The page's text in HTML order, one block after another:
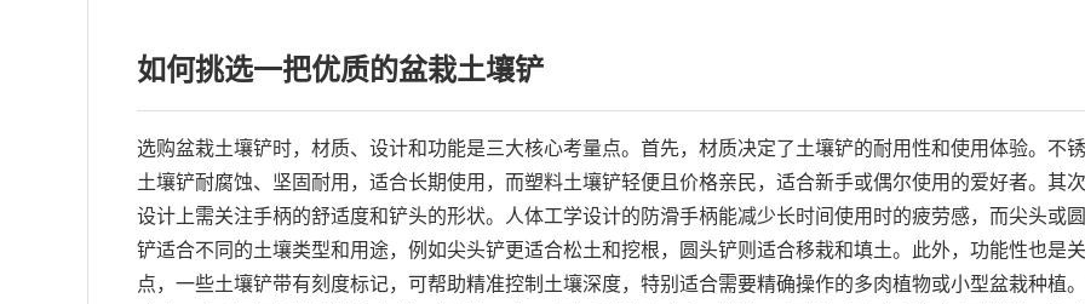
如何挑选一把优质的盆栽土壤铲
选购盆栽土壤铲时，材质、设计和功能是三大核心考量点。首先，材质决定了土壤铲的耐用性和使用体验。不
土壤铲耐腐蚀、坚固耐用，适合长期使用，而塑料土壤铲轻便且价格亲民，适合新手或偶尔使用的爱好者。其次
设计上需关注手柄的舒适度和铲头的形状。人体工学设计的防滑手柄能减少长时间使用时的疲劳感，而尖头或
铲适合不同的土壤类型和用途，例如尖头铲更适合松土和挖根，圆头铲则适合移栽和填土。此外，功能性也是
点，一些土壤铲带有刻度标记，可帮助精准控制土壤深度，特别适合需要精确操作的多肉植物或小型盆栽种植